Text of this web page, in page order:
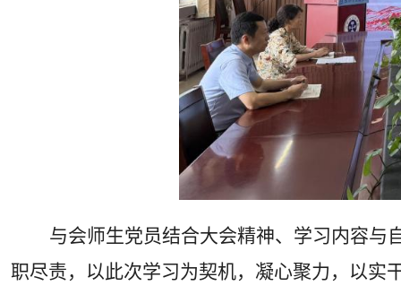
与会师生党员结合大会精神、学习内容与
职尽责，以此次学习为契机，凝心聚力，以实